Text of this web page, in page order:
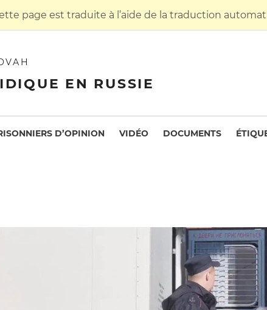
page est traduite à l’aide de la traduction
EN RUSSIE
D’OPINION VIDÉO DOCUMENTS